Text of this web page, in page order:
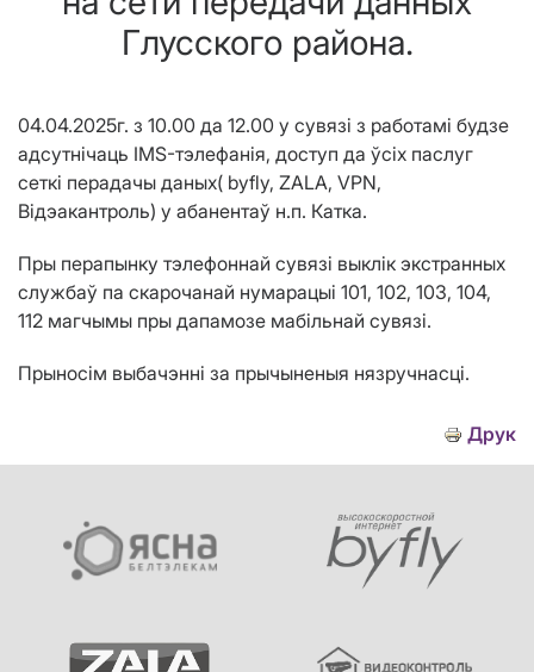
Глусского района.
04.04.2025г. з 10.00 да 12.00 у сувязі з работамі будзе
адсутнічаць IMS-тэлефанія, доступ да ўсіх паслуг
сеткі перадачы даных( byfly, ZALA, VPN,
Відэакантроль) у абанентаў н.п. Катка.
Пры перапынку тэлефоннай сувязі выклік экстранных
службаў па скарочанай нумарацыі 101, 102, 103, 104,
112 магчымы пры дапамозе мабільнай сувязі.
Прыносім выбачэнні за прычыненыя нязручнасці.
Друк